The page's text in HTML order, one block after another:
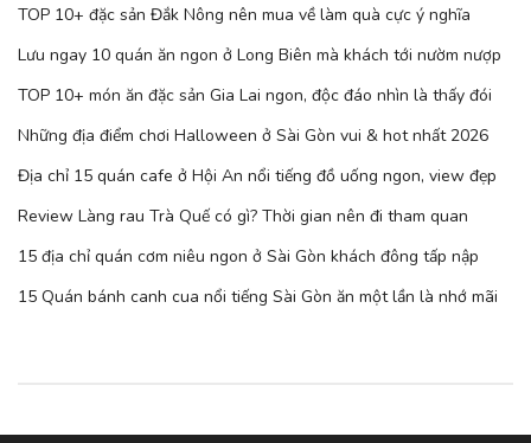
TOP 10+ đặc sản Đắk Nông nên mua về làm quà cực ý nghĩa
Lưu ngay 10 quán ăn ngon ở Long Biên mà khách tới nườm nượp
TOP 10+ món ăn đặc sản Gia Lai ngon, độc đáo nhìn là thấy đói
Những địa điểm chơi Halloween ở Sài Gòn vui & hot nhất 2026
Địa chỉ 15 quán cafe ở Hội An nổi tiếng đồ uống ngon, view đẹp
Review Làng rau Trà Quế có gì? Thời gian nên đi tham quan
15 địa chỉ quán cơm niêu ngon ở Sài Gòn khách đông tấp nập
15 Quán bánh canh cua nổi tiếng Sài Gòn ăn một lần là nhớ mãi